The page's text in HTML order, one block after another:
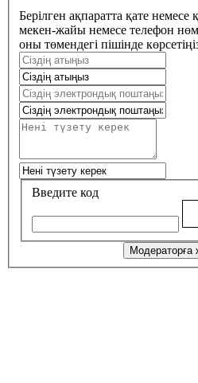
Берілген ақпаратта қате немесе
мекен-жайы немесе телефон
оны төмендегі пішінде
Введите код
Модераторға